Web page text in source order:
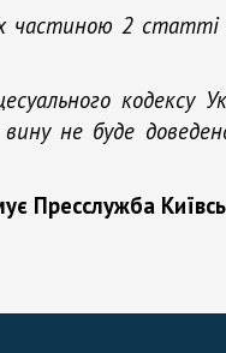
частиною 2
кодексу
не буде
Пресслужба